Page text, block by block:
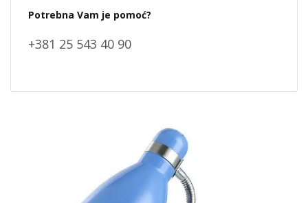
Potrebna Vam je pomoć?
+381 25 543 40 90